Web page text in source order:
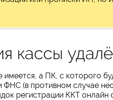
кассы
а ПК, с которого
(в противном случае
регистрации ККТ